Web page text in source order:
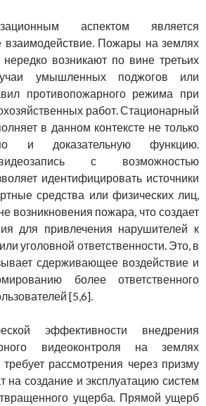
аспектом является
взаимодействие. Пожары на землях
нередко возникают по вине третьих
умышленных поджогов или
противопожарного режима при
работ. Стационарный
в данном контексте не только
и доказательную функцию.
с возможностью
идентифицировать источники
средства или физических лиц,
возникновения пожара, что создает
для привлечения нарушителей к
уголовной ответственности. Это, в
сдерживающее воздействие и
более ответственного
[5,6].
эффективности внедрения
видеоконтроля на землях
требует рассмотрения через призму
на создание и эксплуатацию систем
ущерба. Прямой ущерб